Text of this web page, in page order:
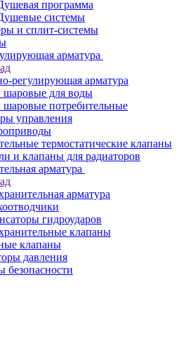
программа
системы
и сплит-системы
арматура
регулирующая арматура
для воды
потребительные
управления
термостатические клапаны
и клапаны для радиаторов
арматура
арматура
гидроударов
клапаны
клапаны
давления
безопасности